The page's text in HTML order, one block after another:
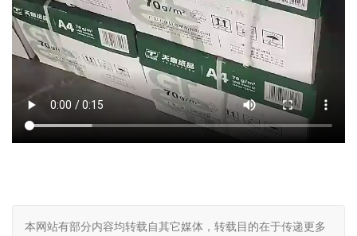
本网站有部分内容均转载自其它媒体，转载目的在于传递更多